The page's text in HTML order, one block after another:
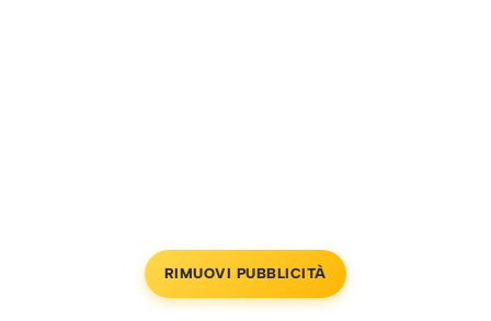
RIMUOVI PUBBLICITÀ